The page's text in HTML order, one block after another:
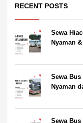
RECENT POSTS
Sewa
Nyaman
Sewa
Nyaman
Sewa